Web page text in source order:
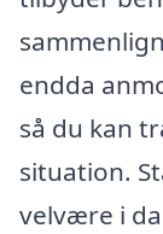
endda
så du kan
situation.
velvære i